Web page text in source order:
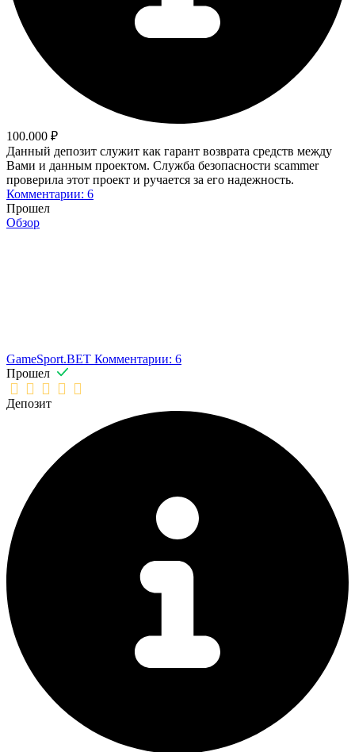
100.000 ₽
Данный депозит служит как гарант возврата средств между
Вами и данным проектом. Служба безопасности scammer
проверила этот проект и ручается за его надежность.
Комментарии: 6
Прошел
Обзор
GameSport.BET Комментарии: 6
Прошел
Депозит